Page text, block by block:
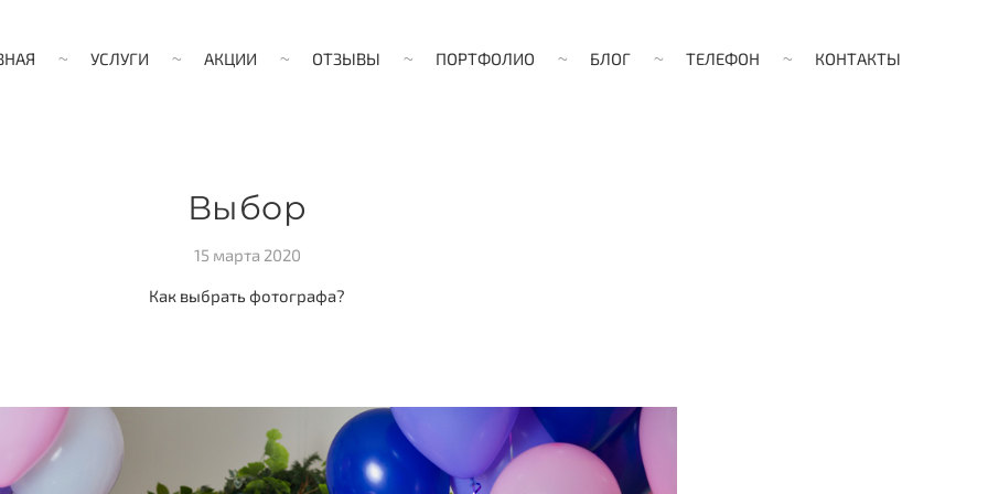
УСЛУГИ АКЦИИ ОТЗЫВЫ ПОРТФОЛИО БЛОГ ТЕЛЕФОН КОНТАКТЫ
Выбор
15 марта 2020
Как выбрать фотографа?